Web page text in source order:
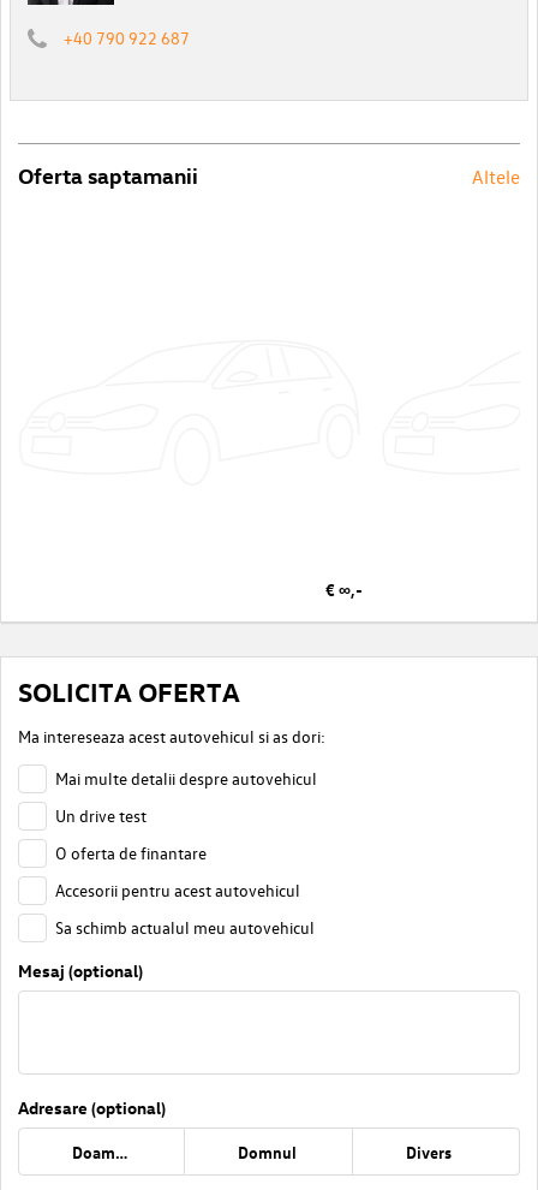
+40 790 922 687
Oferta saptamanii Altele
€ ∞,-
SOLICITA OFERTA
Ma intereseaza acest autovehicul si as dori:
Mai multe detalii despre autovehicul
Un drive test
O oferta de finantare
Accesorii pentru acest autovehicul
Sa schimb actualul meu autovehicul
Mesaj (optional)
Adresare (optional)
Doamna Domnul Divers